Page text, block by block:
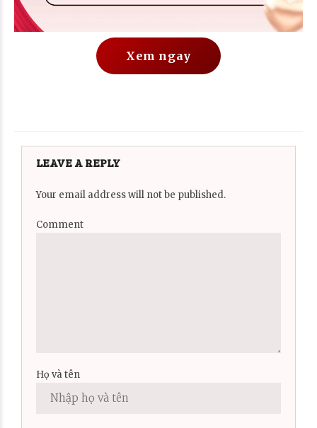
Xem ngay
LEAVE A REPLY
Your email address will not be published.
Comment
Họ và tên